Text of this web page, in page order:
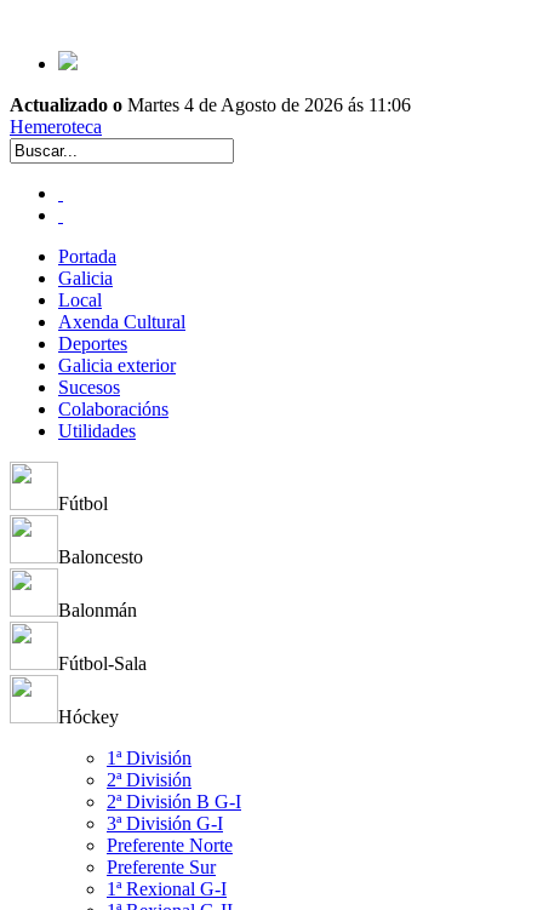
Actualizado o Martes 4 de Agosto de 2026 ás 11:06
Hemeroteca
Portada
Galicia
Local
Axenda Cultural
Deportes
Galicia exterior
Sucesos
Colaboracións
Utilidades
Fútbol
Baloncesto
Balonmán
Fútbol-Sala
Hóckey
1ª División
2ª División
2ª División B G-I
3ª División G-I
Preferente Norte
Preferente Sur
1ª Rexional G-I